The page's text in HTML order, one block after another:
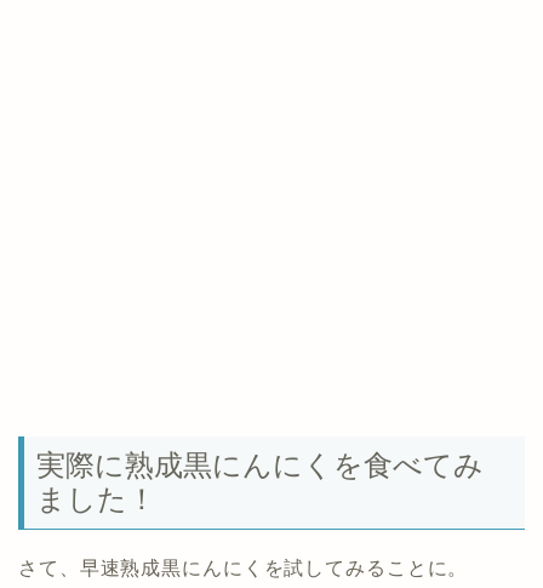
実際に熟成黒にんにくを食べてみ
ました！
さて、早速熟成黒にんにくを試してみることに。